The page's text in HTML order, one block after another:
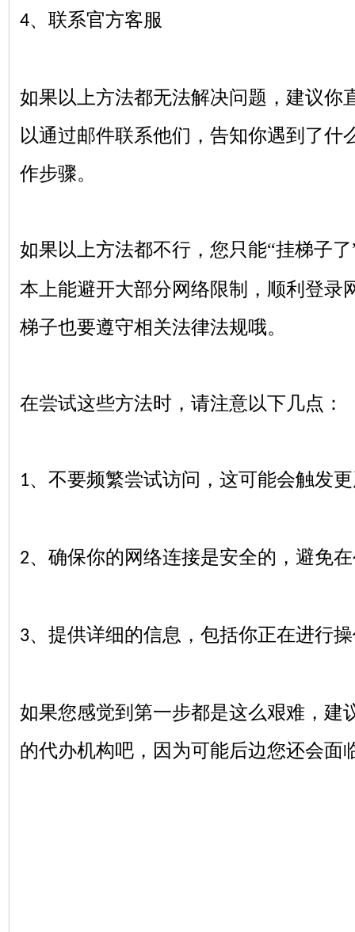
4、联系官方客服
如果以上方法都无法解决问题，建议你
以通过邮件联系他们，告知你遇到了什
作步骤。
如果以上方法都不行，您只能“挂梯子
本上能避开大部分网络限制，顺利登录
梯子也要遵守相关法律法规哦。
在尝试这些方法时，请注意以下几点：
1、不要频繁尝试访问，这可能会触发
2、确保你的网络连接是安全的，避免
3、提供详细的信息，包括你正在进行
如果您感觉到第一步都是这么艰难，建
的代办机构吧，因为可能后边您还会面